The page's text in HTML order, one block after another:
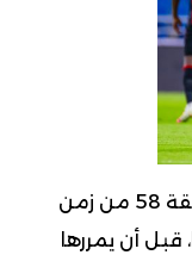
وجاء هدف الاول للإتحاد جاء في الدقيقة 58 من زمن
قبل أن يمررها